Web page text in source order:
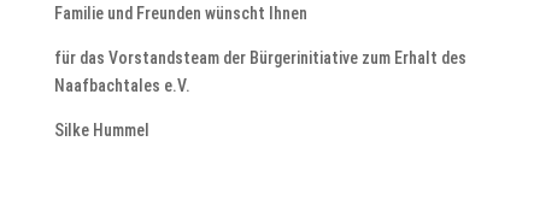
Familie und Freunden wünscht Ihnen
für das Vorstandsteam der Bürgerinitiative zum Erhalt des
Naafbachtales e.V.
Silke Hummel